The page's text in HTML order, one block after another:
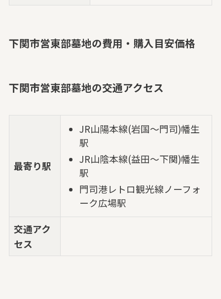
下関市営東部墓地の費用・購入目安価格
下関市営東部墓地の交通アクセス
最寄り駅
JR山陽本線(岩国～門司)幡生
駅
JR山陰本線(益田～下関)幡生
駅
門司港レトロ観光線ノーフォ
ーク広場駅
交通アク
セス